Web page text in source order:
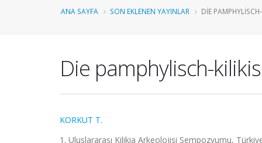
ANA SAYFA SON EKLENEN YAYINLAR DIE
Die pamphylisch-
KORKUT T.
1. Uluslararası Kilikia Arkeolojisi Sempozyumu,